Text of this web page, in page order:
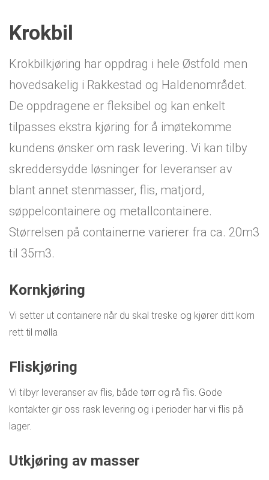
Krokbil
Krokbilkjøring har oppdrag i hele Østfold men
hovedsakelig i Rakkestad og Haldenområdet.
De oppdragene er fleksibel og kan enkelt
tilpasses ekstra kjøring for å imøtekomme
kundens ønsker om rask levering. Vi kan tilby
skreddersydde løsninger for leveranser av
blant annet stenmasser, flis, matjord,
søppelcontainere og metallcontainere.
Størrelsen på containerne varierer fra ca. 20m3
til 35m3.
Kornkjøring
Vi setter ut containere når du skal treske og kjører ditt korn
rett til mølla
Fliskjøring
Vi tilbyr leveranser av flis, både tørr og rå flis. Gode
kontakter gir oss rask levering og i perioder har vi flis på
lager.
Utkjøring av masser